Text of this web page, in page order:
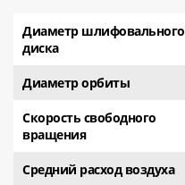
Диаметр шлифовального
диска
Диаметр орбиты
Скорость свободного
вращения
Средний расход воздуха